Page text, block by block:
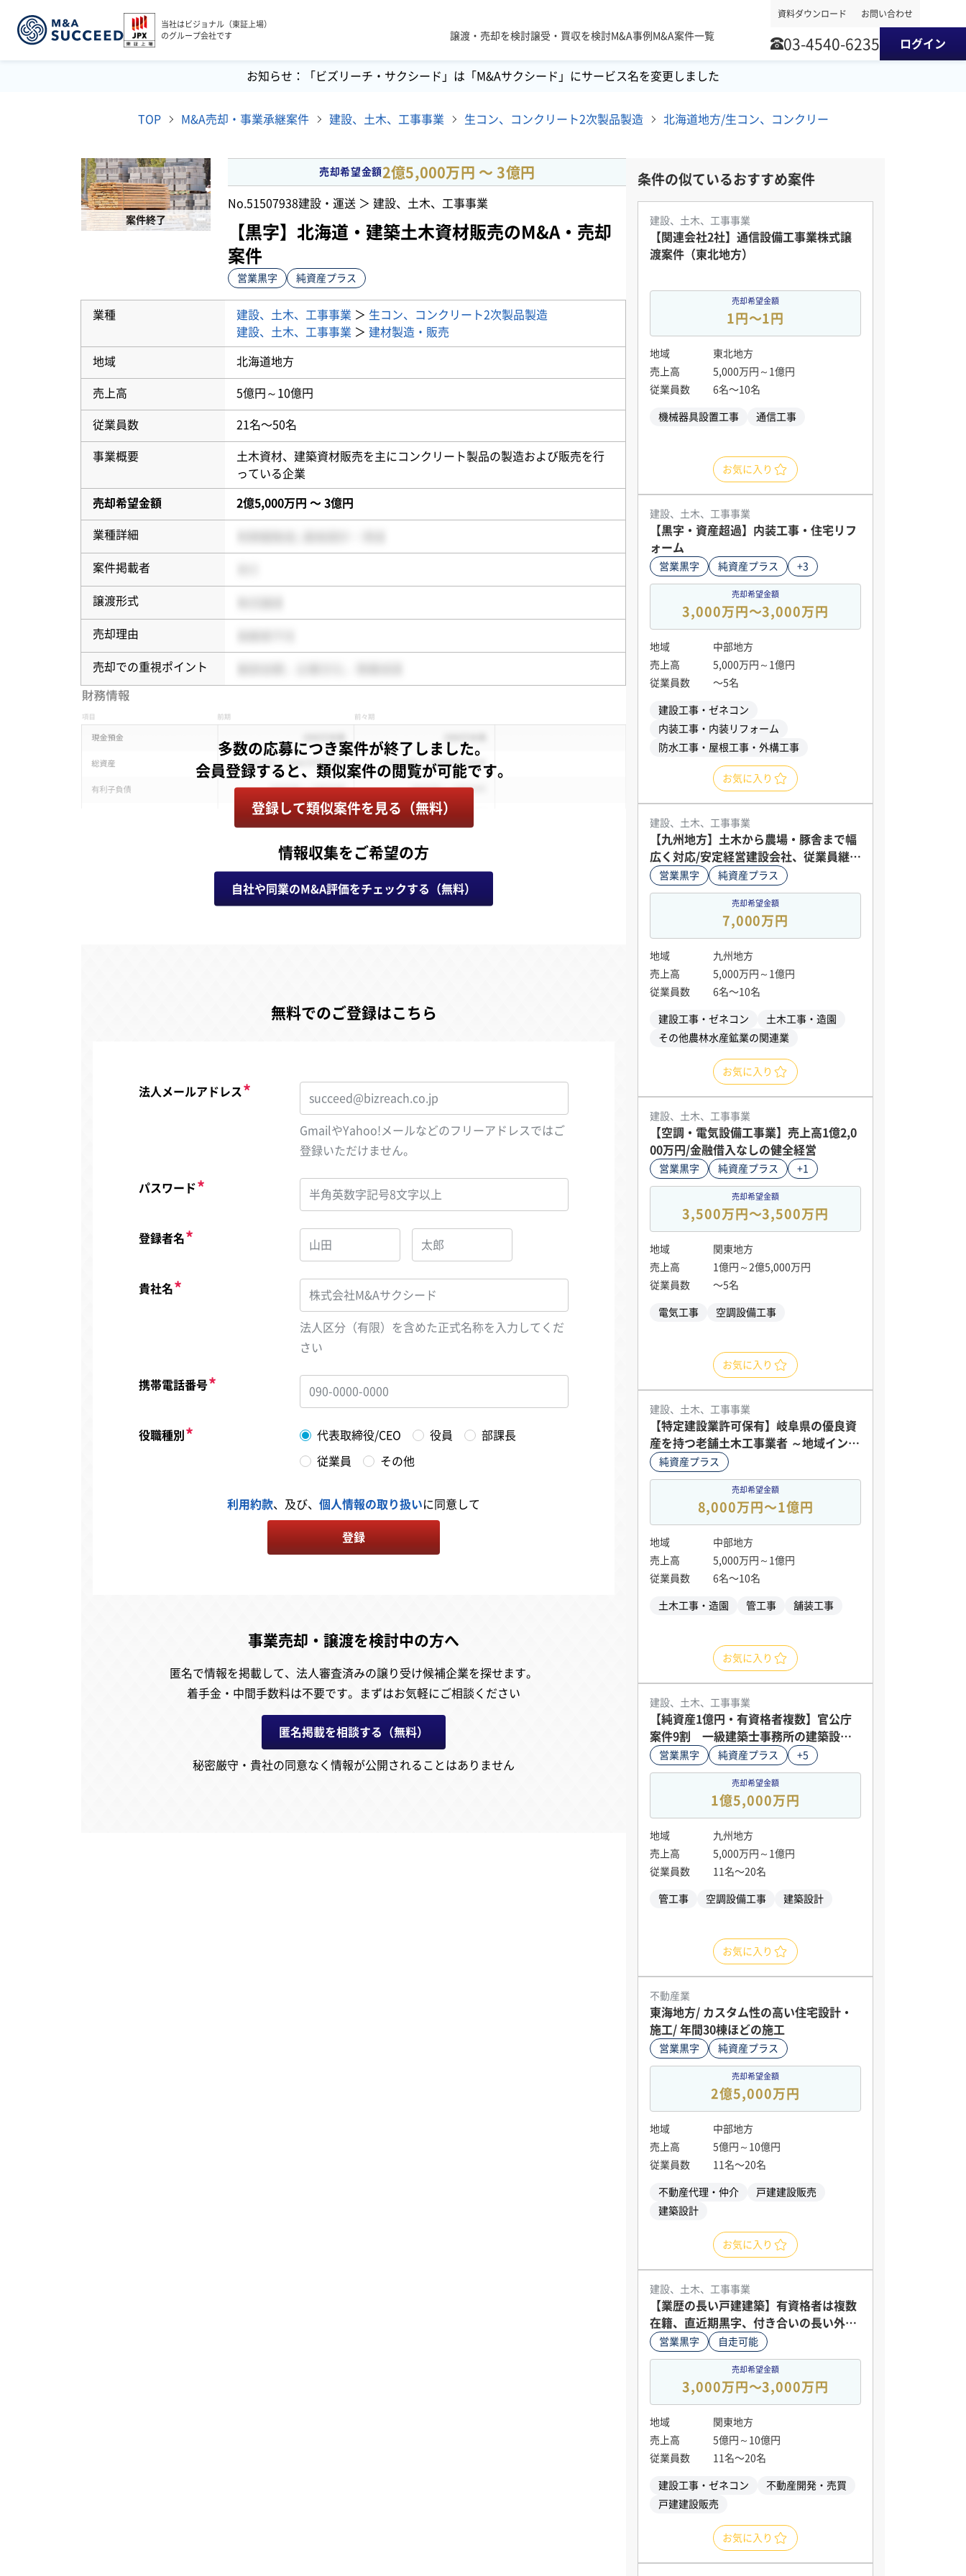
当社はビジョナル（東証上場）
のグループ会社です
譲渡・売却を検討譲受・買収を検討M&A事例 M&A案件一覧
資料ダウンロード お問い合わせ
03-4540-6235 ログイン
お知らせ：「ビズリーチ・サクシード」は「M&Aサクシード」にサービス名を変更しました
TOP M&A売却・事業承継案件 建設、土木、工事事業 生コン、コンクリート2次製品製造
案件終了
売却希望金額 2億5,000万円 〜 3億円
No.51507938建設・運送 ＞ 建設、土木、工事事業
【黒字】北海道・建築土木資材販売のM&A・売却
案件
営業黒字 純資産プラス
業種 建設、土木、工事事業 ＞ 生コン、コンクリート2次製品製造
建設、土木、工事事業 ＞ 建材製造・販売
地域 北海道地方
売上高 5億円～10億円
従業員数 21名〜50名
事業概要
土木資材、建築資材販売を主にコンクリート製品の製造および販売を行
っている企業
売却希望金額 2億5,000万円 〜 3億円
業種詳細
案件掲載者
譲渡形式
売却理由
売却での重視ポイント
多数の応募につき案件が終了しました。
登録して類似案件を見る（無料）
情報収集をご希望の方
自社や同業のM&A評価をチェックする（無料）
無料でのご登録はこちら
法人メールアドレス
GmailやYahoo!メールなどのフリーアドレスではご
登録いただけません。
パスワード
登録者名
貴社名
法人区分（有限）を含めた正式名称を入力してくだ
さい
携帯電話番号
役職種別 代表取締役/CEO 役員 部課長
従業員 その他
利用約款、及び、 個人情報の取り扱いに同意して
登録
事業売却・譲渡を検討中の方へ
匿名で情報を掲載して、 法人審査済みの譲り受け候補企業を探せます。
着手金・中間手数料は不要です。
まずはお気軽にご相談ください
匿名掲載を相談する（無料）
秘密厳守・貴社の同意なく情報が公開されることはありません
条件の似ているおすすめ案件
建設、土木、工事事業
【関連会社2社】通信設備工事業株式譲
渡案件（東北地方）
売却希望金額
1円〜1円
地域
東北地方
売上高
5,000万円～1億円
従業員数
6名〜10名
機械器具設置工事 通信工事
お気に入り
建設、土木、工事事業
【黒字・資産超過】内装工事・住宅リフ
ォーム
営業黒字 純資産プラス +3
売却希望金額
3,000万円〜3,000万円
地域
中部地方
売上高
5,000万円～1億円
従業員数
〜5名
建設工事・ゼネコン
内装工事・内装リフォーム
防水工事・屋根工事・外構工事
お気に入り
建設、土木、工事事業
【九州地方】土木から農場・豚舎まで幅
広く対応/安定経営建設会社、従業員継続
希望営業黒字 純資産プラス
売却希望金額
7,000万円
地域
九州地方
売上高
5,000万円～1億円
従業員数
6名〜10名
建設工事・ゼネコン
土木工事・造園
その他農林水産鉱業の関連業
お気に入り
建設、土木、工事事業
【空調・電気設備工事業】売上高1億2,0
00万円/金融借入なしの健全経営
営業黒字 純資産プラス +1
売却希望金額
3,500万円〜3,500万円
地域
関東地方
売上高
1億円～2億5,000万円
従業員数
〜5名
電気工事 空調設備工事
お気に入り
建設、土木、工事事業
【特定建設業許可保有】岐阜県の優良資
産を持つ老舗土木工事業者 ～地域インフ
ラ（土木・舗装・水道）整備の基盤と巨
額の含み益を同時に承継～
純資産プラス
売却希望金額
8,000万円〜1億円
地域
中部地方
売上高
5,000万円～1億円
従業員数
6名〜10名
土木工事・造園 管工事 舗装工事
お気に入り
建設、土木、工事事業
【純資産1億円・有資格者複数】官公庁
案件9割 一級建築士事務所の建築設備
設計会社
営業黒字 純資産プラス +5
売却希望金額
1億5,000万円
地域
九州地方
売上高
5,000万円～1億円
従業員数
11名〜20名
管工事 空調設備工事 建築設計
お気に入り
不動産業
東海地方/ カスタム性の高い住宅設計・
施工/ 年間30棟ほどの施工
営業黒字 純資産プラス
売却希望金額
2億5,000万円
地域
中部地方
売上高
5億円～10億円
従業員数
11名〜20名
不動産代理・仲介
戸建建設販売
建築設計
お気に入り
建設、土木、工事事業
【業歴の長い戸建建築】有資格者は複数
在籍、直近期黒字、付き合いの長い外注
先多数
営業黒字 自走可能
売却希望金額
3,000万円〜3,000万円
地域
関東地方
売上高
5億円～10億円
従業員数
11名〜20名
建設工事・ゼネコン
不動産開発・売買
戸建建設販売
お気に入り